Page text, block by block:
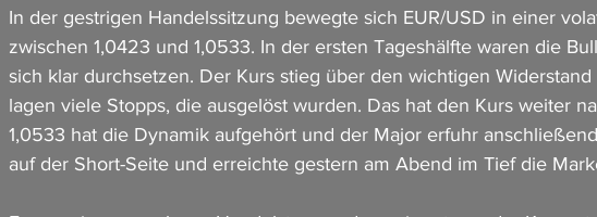
In der gestrigen Handelssitzung bewegte sich EUR/USD in einer
zwischen 1,0423 und 1,0533. In der ersten Tageshälfte waren die
sich klar durchsetzen. Der Kurs stieg über den wichtigen
lagen viele Stopps, die ausgelöst wurden. Das hat den Kurs weiter
1,0533 hat die Dynamik aufgehört und der Major erfuhr
auf der Short-Seite und erreichte gestern am Abend im Tief die